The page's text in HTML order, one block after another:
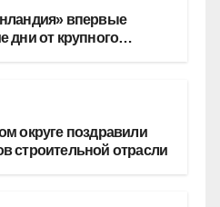
впервые
дни от крупного
округе поздравили
строительной отрасли